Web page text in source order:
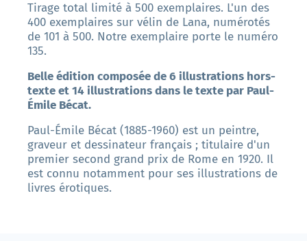
Tirage total limité à 500 exemplaires. L'un des
400 exemplaires sur vélin de Lana, numérotés
de 101 à 500. Notre exemplaire porte le numéro
135.
Belle édition composée de 6 illustrations hors-
texte et 14 illustrations dans le texte par Paul-
Émile Bécat.
Paul-Émile Bécat (1885-1960) est un peintre,
graveur et dessinateur français ; titulaire d'un
premier second grand prix de Rome en 1920. Il
est connu notamment pour ses illustrations de
livres érotiques.